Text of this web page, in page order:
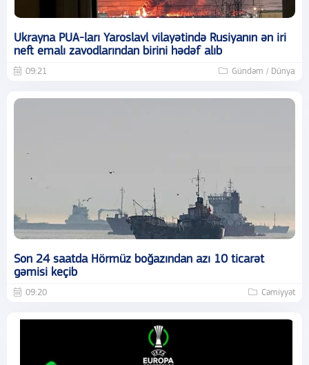
Ukrayna PUA-ları Yaroslavl vilayətində Rusiyanın ən iri
neft emalı zavodlarından birini hədəf alıb
09:21 Gündəm / Dünya
Son 24 saatda Hörmüz boğazından azı 10 ticarət
gəmisi keçib
09:20 Cəmiyyət